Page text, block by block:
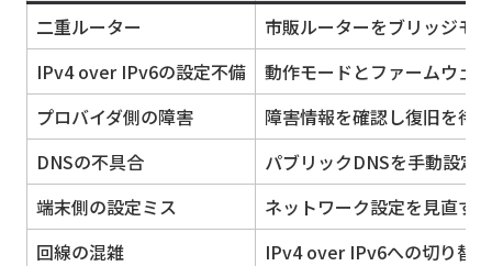
二重ルーター
市販ルーターをブリッジモ
IPv4 over IPv6の設定不備
動作モードとファームウェ
プロバイダ側の障害
障害情報を確認し復旧を待つ
DNSの不具合
パブリックDNSを手動設定
端末側の設定ミス
ネットワーク設定を見直す
回線の混雑
IPv4 over IPv6への切り替